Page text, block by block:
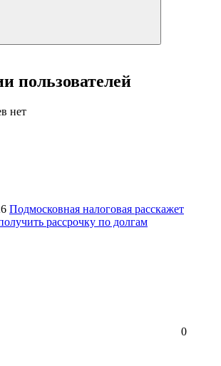
пользователей
нет
Подмосковная налоговая расскажет
рассрочку по долгам
0